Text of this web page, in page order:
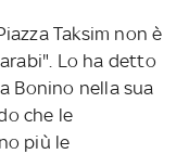
Taksim non è
Lo ha detto
Bonino nella sua
che le
più le